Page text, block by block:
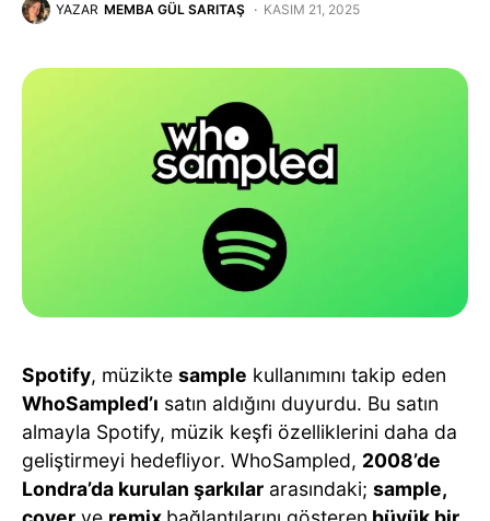
YAZAR MEMBA GÜL SARITAŞ KASIM 21, 2025
Spotify, müzikte sample kullanımını takip eden
WhoSampled’ı satın aldığını duyurdu. Bu satın
almayla Spotify, müzik keşfi özelliklerini daha da
geliştirmeyi hedefliyor. WhoSampled, 2008’de
Londra’da kurulan şarkılar arasındaki; sample,